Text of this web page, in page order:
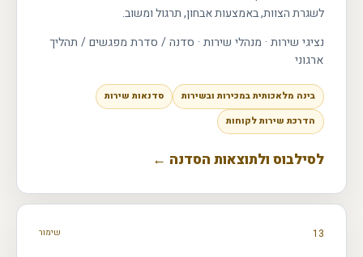
לשגרת הצוות, באמצעות אבחון, תרגול ומשוב.
נציגי שירות · מנהלי שירות · סדנה / סדרת מפגשים / תהליך
ארגוני
בינה מלאכותית במכירות ובשירות
סדנאות שירות
הדרכת שירות לקוחות
לסילבוס ולתוצאות הסדנה ←
13 שימור